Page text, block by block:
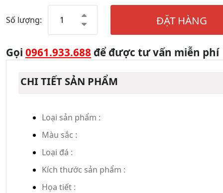
Số lượng: ĐẶT HÀNG
Gọi 0961.933.688 để được tư vấn miễn phí
CHI TIẾT SẢN PHẨM
Loại sản phẩm :
Màu sắc :
Loại đá :
Kích thước sản phẩm :
Họa tiết :